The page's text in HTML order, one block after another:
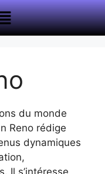
du monde
Reno rédige
dynamiques